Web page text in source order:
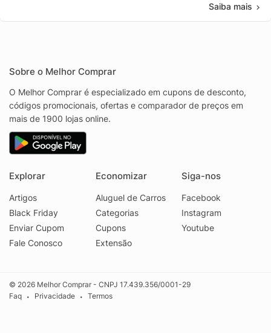
Saiba mais
Sobre o Melhor Comprar
O Melhor Comprar é especializado em cupons de desconto,
códigos promocionais, ofertas e comparador de preços em
mais de 1900 lojas online.
Explorar
Artigos
Black Friday
Enviar Cupom
Fale Conosco
Economizar
Aluguel de Carros
Categorias
Cupons
Extensão
Siga-nos
Facebook
Instagram
Youtube
© 2026 Melhor Comprar - CNPJ 17.439.356/0001-29
Faq
• Privacidade • Termos